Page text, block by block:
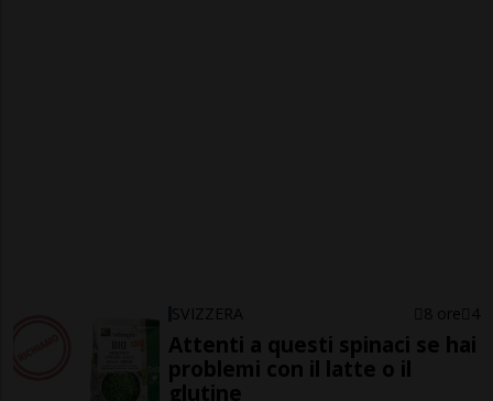
SVIZZERA 8 ore 4
Attenti a questi spinaci se hai
problemi con il latte o il
glutine